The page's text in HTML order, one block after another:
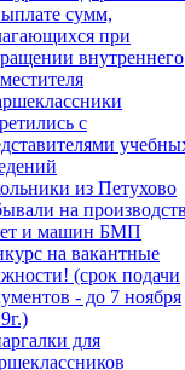
сумм,
при
внутреннего
с
из Петухово
на
и машин БМП
на вакантные
(срок подачи
- до 7 ноября
для